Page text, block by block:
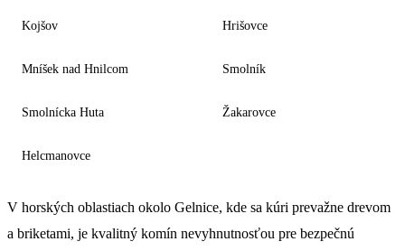
Kojšov Hrišovce
Mníšek nad Hnilcom Smolník
Smolnícka Huta Žakarovce
Helcmanovce
V horských oblastiach okolo Gelnice, kde sa kúri prevažne drevom
a briketami, je kvalitný komín nevyhnutnosťou pre bezpečnú